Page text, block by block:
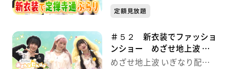
中！
定額見放題
＃５２ 新衣装でファッショ
ンショー めざせ地上波 い
ぎなり配信中！
めざせ地上波 いぎなり配信